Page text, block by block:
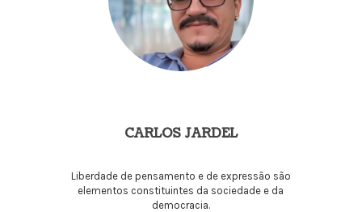
CARLOS JARDEL
Liberdade de pensamento e de expressão são
elementos constituintes da sociedade e da
democracia.